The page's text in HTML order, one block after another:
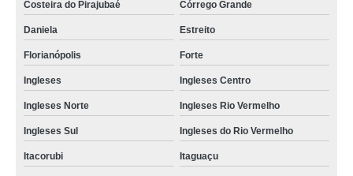
valor de poltronas para locação Ingleses Norte
aluguel de poltrona reclinável valor Laguna
aluguel poltrona Ingleses do Rio Vermelho
locação de poltronas para eventos preço Lagoinha Do Norte
aluguel de poltronas para casamento preço Ribeirão da Ilha
aluguel de poltronas para casamento Santo Antônio
valor de aluguel de poltronas reclináveis Ingleses
Costeira do Pirajubaé Córrego Grande
Daniela Estreito
Florianópolis Forte
Ingleses Ingleses Centro
Ingleses Norte Ingleses Rio Vermelho
Ingleses Sul Ingleses do Rio Vermelho
Itacorubi Itaguaçu